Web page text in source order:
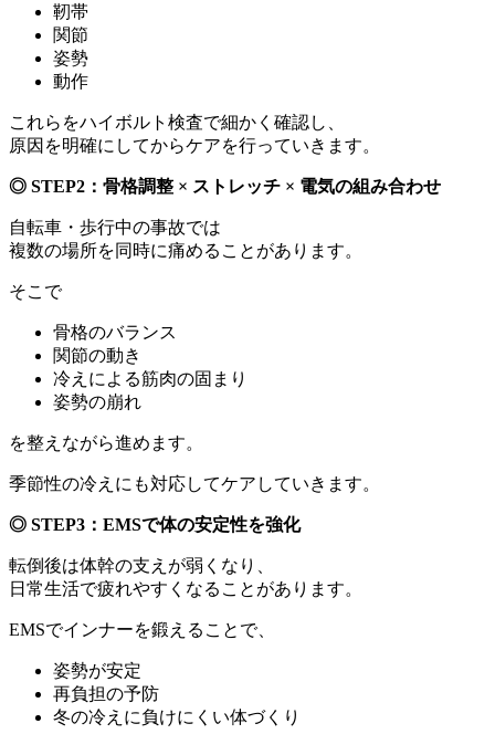
靭帯
関節
姿勢
動作
これらをハイボルト検査で細かく確認し、
原因を明確にしてからケアを行っていきます。
◎ STEP2 ：骨格調整 × ストレッチ × 電気の組み合わせ
自転車・歩行中の事故では
複数の場所を同時に痛めることがあります。
そこで
骨格のバランス
関節の動き
冷えによる筋肉の固まり
姿勢の崩れ
を整えながら進めます。
季節性の冷えにも対応してケアしていきます。
◎ STEP3 ：EMSで体の安定性を強化
転倒後は体幹の支えが弱くなり、
日常生活で疲れやすくなることがあります。
EMSでインナーを鍛えることで、
姿勢が安定
再負担の予防
冬の冷えに負けにくい体づくり